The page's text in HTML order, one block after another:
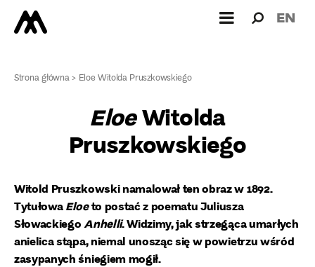
dla: EN
Strona główna> Eloe Witolda Pruszkowskiego
EloeWitolda
Pruszkowskiego
Witold Pruszkowski namalował ten obraz w 1892.
TytułowaEloeto postać z poematu Juliusza
Słowackiego Anhelli. Widzimy, jak strzegąca umarłych
anielica stąpa, niemal unosząc się w powietrzu wśród
zasypanych śniegiem mogił.